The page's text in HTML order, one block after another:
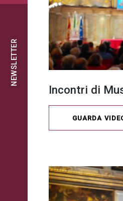
NEWSLETTER
Incontri di
GUARDA